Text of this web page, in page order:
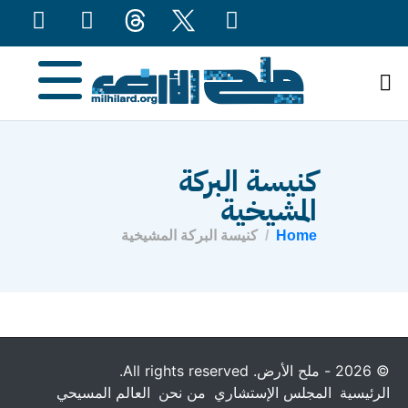
كنيسة البركة
المشيخية
Home كنيسة البركة المشيخية
© 2026 - ملح الأرض. All rights reserved.
الرئيسية المجلس الإستشاري من نحن العالم المسيحي